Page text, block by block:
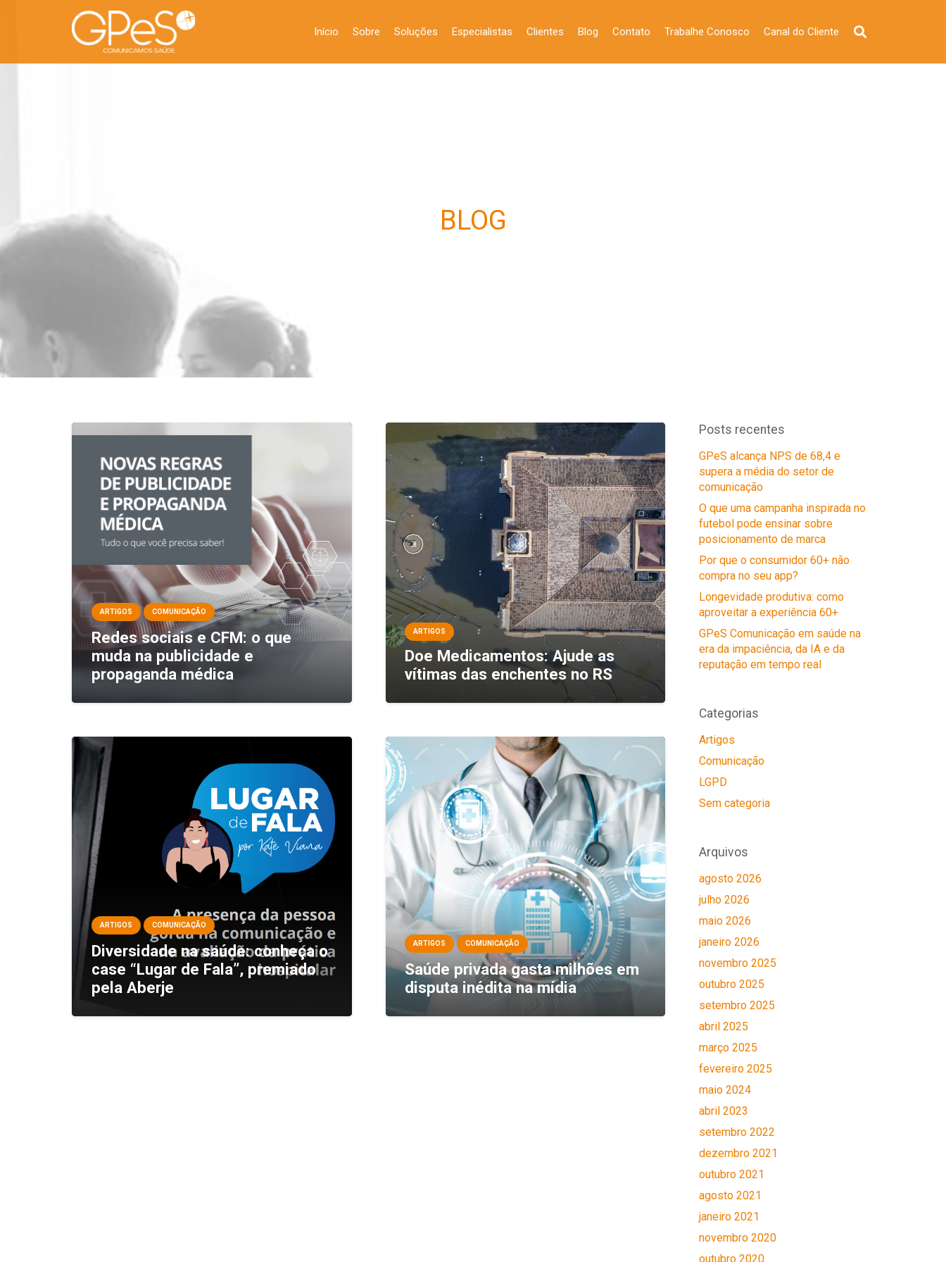
Início Sobre Soluções Especialistas Clientes Blog Contato Trabalhe Conosco Canal do Cliente
BLOG
ARTIGOS COMUNICAÇÃO
Redes sociais e CFM: o que
muda na publicidade e
propaganda médica
ARTIGOS
Doe Medicamentos: Ajude as
vítimas das enchentes no RS
ARTIGOS COMUNICAÇÃO
Diversidade na saúde: conheça o
case “Lugar de Fala”, premiado
pela Aberje
ARTIGOS COMUNICAÇÃO
Saúde privada gasta milhões em
disputa inédita na mídia
Posts recentes
GPeS alcança NPS de 68,4 e
supera a média do setor de
comunicação
O que uma campanha inspirada no
futebol pode ensinar sobre
posicionamento de marca
Por que o consumidor 60+ não
compra no seu app?
Longevidade produtiva: como
aproveitar a experiência 60+
GPeS Comunicação em saúde na
era da impaciência, da IA e da
reputação em tempo real
Categorias
Artigos
Comunicação
LGPD
Sem categoria
Arquivos
agosto 2026
julho 2026
maio 2026
janeiro 2026
novembro 2025
outubro 2025
setembro 2025
abril 2025
março 2025
fevereiro 2025
maio 2024
abril 2023
setembro 2022
dezembro 2021
outubro 2021
agosto 2021
janeiro 2021
novembro 2020
outubro 2020